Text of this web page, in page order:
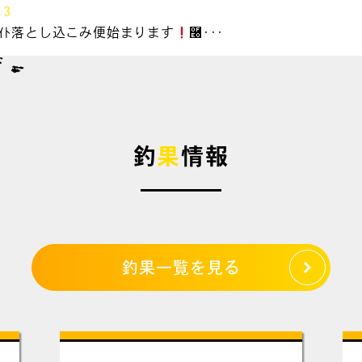
ﾄ落とし込こみ便始まります
࿠･･･
釣果情報
釣果一覧を見る